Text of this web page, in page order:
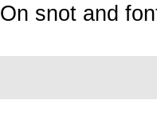
On snot and